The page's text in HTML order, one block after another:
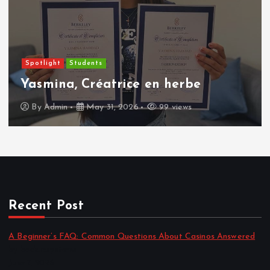
Spotlight Students
Yasmina, Créatrice en herbe
By Admin May 31, 2026 99 views
Recent Post
A Beginner’s FAQ: Common Questions About Casinos Answered